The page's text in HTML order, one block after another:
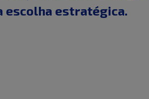
escolha estratégica.